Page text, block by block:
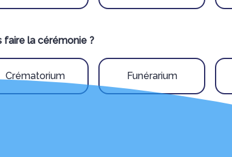
faire la cérémonie ?
Crématorium Funérarium